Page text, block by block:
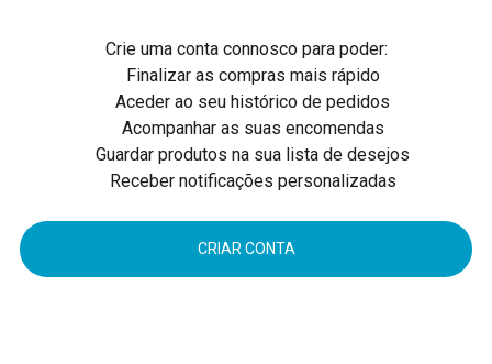
Crie uma conta connosco para poder:
Finalizar as compras mais rápido
Aceder ao seu histórico de pedidos
Acompanhar as suas encomendas
Guardar produtos na sua lista de desejos
Receber notificações personalizadas
CRIAR CONTA